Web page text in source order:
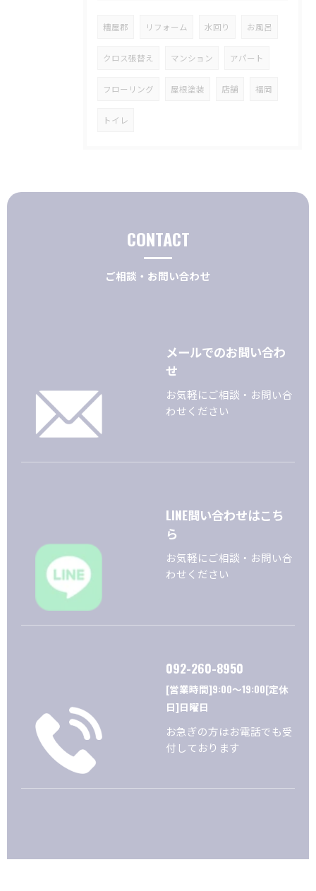
糟屋郡 リフォーム 水回り お風呂
クロス張替え マンション アパート
フローリング 屋根塗装 店舗 福岡
トイレ
ご相談・お問い合わせ
CONTACT
メールでのお問い合わ
せ
お気軽にご相談・お問い合
わせください
LINE問い合わせはこち
ら
お気軽にご相談・お問い合
わせください
092-260-8950
[営業時間]9:00～19:00[定休
日]日曜日
お急ぎの方はお電話でも受
付しております